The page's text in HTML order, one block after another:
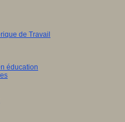
de Travail
éducation